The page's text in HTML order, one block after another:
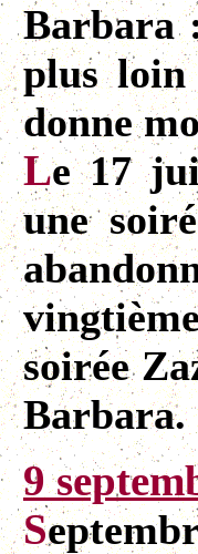
Barbara
plus loin
donne
Le 17
une
soirée
Barbara.
9
S